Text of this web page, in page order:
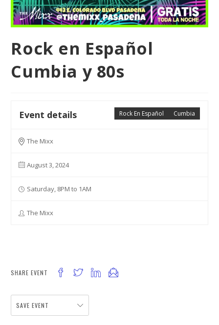
Rock en Español
Cumbia y 80s
Cumbia
Rock En Español
Event details
The Mixx
August 3, 2024
Saturday, 8PM to 1AM
The Mixx
SHARE EVENT
SAVE EVENT